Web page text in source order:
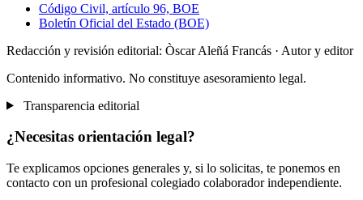
Código Civil, artículo 96, BOE
Boletín Oficial del Estado (BOE)
Redacción y revisión editorial: Òscar Aleñá Francás · Autor y editor
Contenido informativo. No constituye asesoramiento legal.
Transparencia editorial
¿Necesitas orientación legal?
Te explicamos opciones generales y, si lo solicitas, te ponemos en
contacto con un profesional colegiado colaborador independiente.